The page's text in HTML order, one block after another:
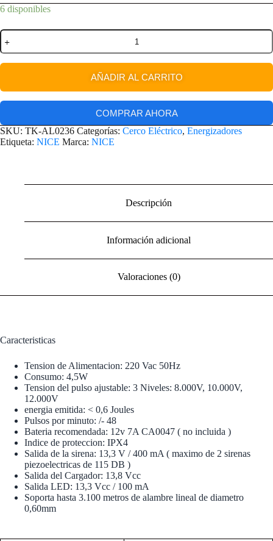
6 disponibles
AÑADIR AL CARRITO
COMPRAR AHORA
SKU: TK-AL0236 Categorías: Cerco Eléctrico, Energizadores
Etiqueta: NICE Marca: NICE
Descripción
Información adicional
Valoraciones (0)
Caracteristicas
Tension de Alimentacion: 220 Vac 50Hz
Consumo: 4,5W
Tension del pulso ajustable: 3 Niveles: 8.000V, 10.000V,
12.000V
energia emitida: < 0,6 Joules
Pulsos por minuto: /- 48
Bateria recomendada: 12v 7A CA0047 ( no incluida )
Indice de proteccion: IPX4
Salida de la sirena: 13,3 V / 400 mA ( maximo de 2 sirenas
piezoelectricas de 115 DB )
Salida del Cargador: 13,8 Vcc
Salida LED: 13,3 Vcc / 100 mA
Soporta hasta 3.100 metros de alambre lineal de diametro
0,60mm